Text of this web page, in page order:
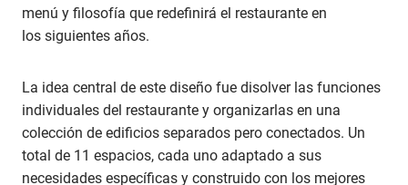
menú y filosofía que redefinirá el restaurante en
los siguientes años.
La idea central de este diseño fue disolver las funciones
individuales del restaurante y organizarlas en una
colección de edificios separados pero conectados. Un
total de 11 espacios, cada uno adaptado a sus
necesidades específicas y construido con los mejores